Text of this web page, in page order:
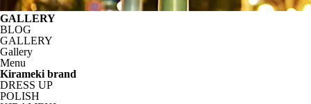
GALLERY
BLOG
GALLERY
Gallery
Menu
Kirameki brand
DRESS UP
POLISH